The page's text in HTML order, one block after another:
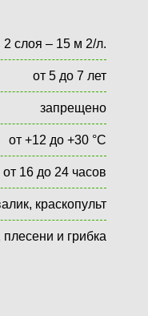
слоя – 15 м 2/л.
от 5 до 7 лет
запрещено
от +12 до +30 °С
от 16 до 24 часов
краскопульт
и грибка